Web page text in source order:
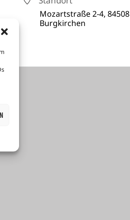
Mozartstraße 2-4, 84508
Burgkirchen